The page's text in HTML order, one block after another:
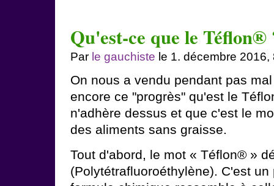
Qu'est-ce que le Téflon®
Par le gauchiste le 1. décembre 2016,
On nous a vendu pendant pas
encore ce "progrès" qu'est le
n'adhère dessus et que c'est le
des aliments sans graisse.
Tout d'abord, le mot « Téflon® »
(Polytétrafluoroéthylène). C'est